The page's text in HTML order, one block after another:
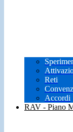
Reti
Accordi
RAV - Piano